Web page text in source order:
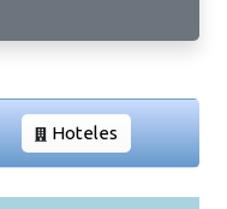
Hoteles